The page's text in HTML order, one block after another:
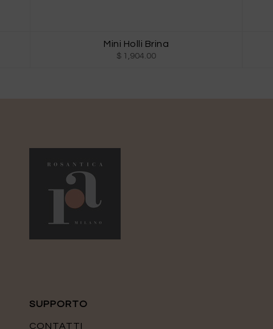
Mini Holli Brina
$ 1,904.00
SUPPORTO
CONTATTI